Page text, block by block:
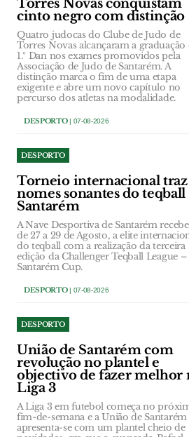
Torres Novas conquistam
cinto negro com distinção
Quatro judocas do Clube de Judo de
Torres Novas alcançaram a graduação
1.º Dan nos exames promovidos pela
Associação de Judo de Santarém. A
distinção marca o fim de uma etapa
exigente e abre um novo capítulo no
percurso dos atletas na modalidade.
DESPORTO| 07-08-2026
DESPORTO
Torneio internacional traz
nomes sonantes do teqball
Santarém
A Nave Desportiva de Santarém
de 27 a 29 de Agosto, a elite
do teqball com a realização da terceira
edição da Challenger Teqball League –
Santarém Cup.
DESPORTO| 07-08-2026
DESPORTO
União de Santarém com
revolução no plantel e
objectivo de fazer melhor
Liga 3
A Liga 3 em futebol começa no
fim-de-semana e a União de Santarém
apresenta-se com um plantel cheio de